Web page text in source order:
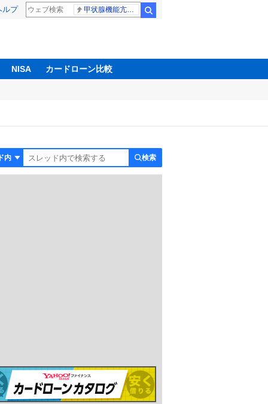
ルプ
NISA カードローン比較
検索